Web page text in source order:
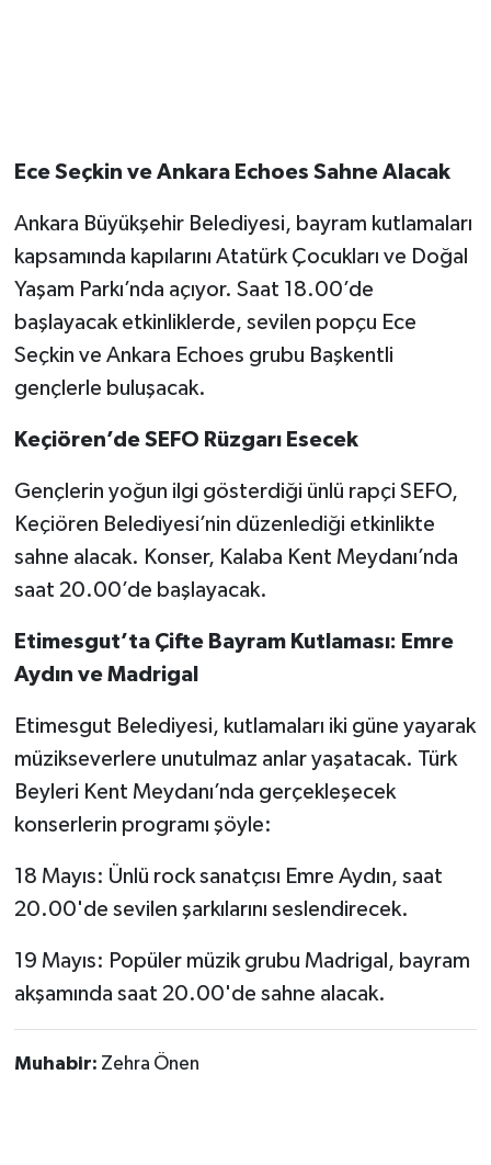
Ece Seçkin ve Ankara Echoes Sahne Alacak
Ankara Büyükşehir Belediyesi, bayram kutlamaları
kapsamında kapılarını Atatürk Çocukları ve Doğal
Yaşam Parkı’nda açıyor. Saat 18.00’de
başlayacak etkinliklerde, sevilen popçu Ece
Seçkin ve Ankara Echoes grubu Başkentli
gençlerle buluşacak.
Keçiören’de SEFO Rüzgarı Esecek
Gençlerin yoğun ilgi gösterdiği ünlü rapçi SEFO,
Keçiören Belediyesi’nin düzenlediği etkinlikte
sahne alacak. Konser, Kalaba Kent Meydanı’nda
saat 20.00’de başlayacak.
Etimesgut’ta Çifte Bayram Kutlaması: Emre
Aydın ve Madrigal
Etimesgut Belediyesi, kutlamaları iki güne yayarak
müzikseverlere unutulmaz anlar yaşatacak. Türk
Beyleri Kent Meydanı’nda gerçekleşecek
konserlerin programı şöyle:
18 Mayıs: Ünlü rock sanatçısı Emre Aydın, saat
20.00'de sevilen şarkılarını seslendirecek.
19 Mayıs: Popüler müzik grubu Madrigal, bayram
akşamında saat 20.00'de sahne alacak.
Muhabir: Zehra Önen